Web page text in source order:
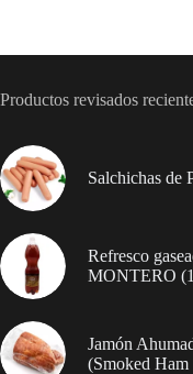
Productos revisados
Salchichas
Refresco
MONTERO
Jamón
(Smoked Ham